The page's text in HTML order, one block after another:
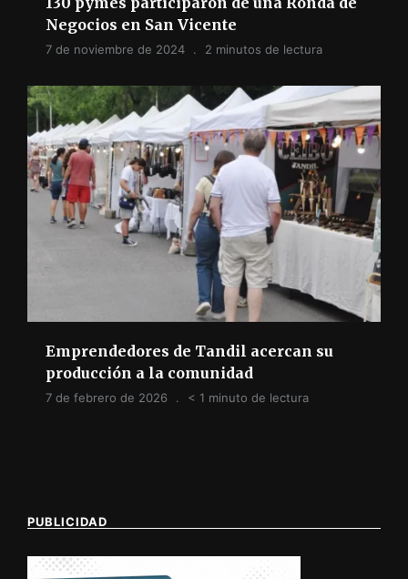
Negocios en San Vicente
7 de noviembre de 2024 2 minutos de lectura
Emprendedores de Tandil acercan su
producción a la comunidad
7 de febrero de 2026 < 1 minuto de lectura
PUBLICIDAD